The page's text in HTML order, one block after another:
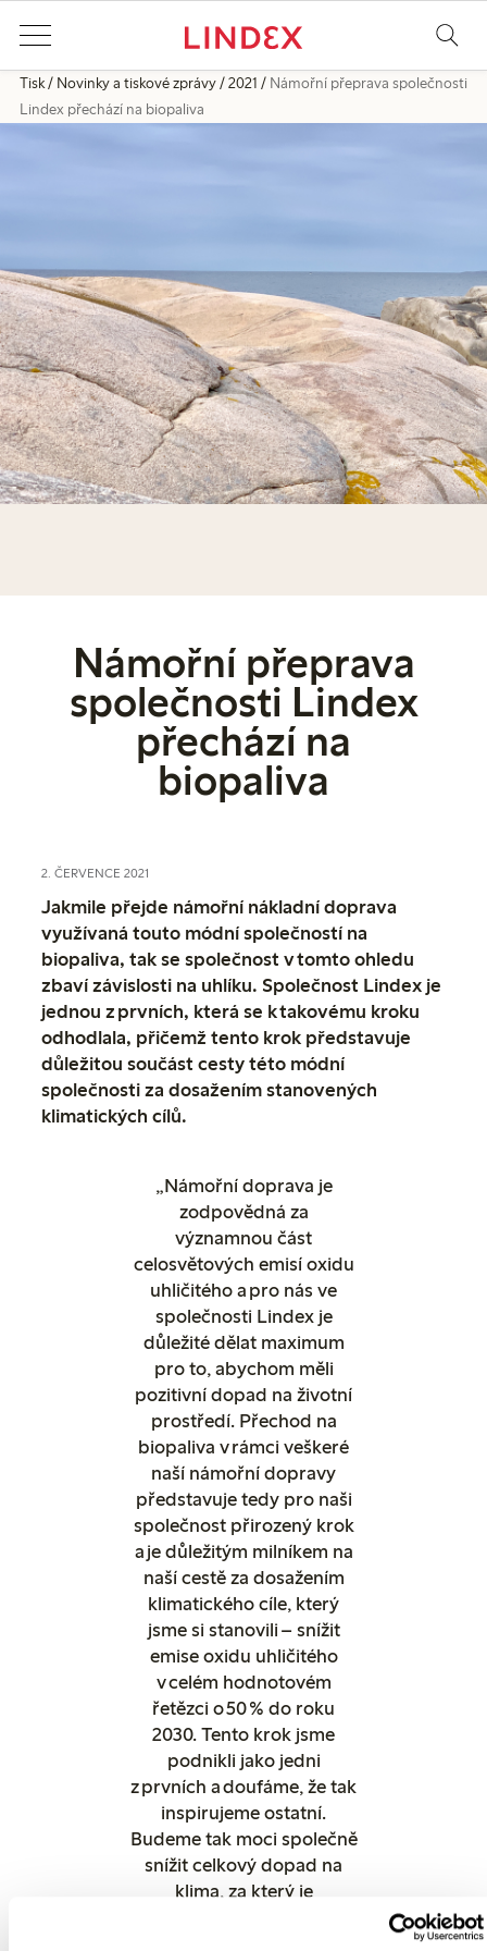
Tisk Novinky a tiskové zprávy 2021
Námořní přeprava společnosti
Lindex přechází na biopaliva
Námořní přeprava
společnosti Lindex
přechází na
biopaliva
2. ČERVENCE 2021
Jakmile přejde námořní nákladní doprava
využívaná touto módní společností na
biopaliva, tak se společnost v tomto ohledu
zbaví závislosti na uhlíku. Společnost Lindex je
jednou z prvních, která se k takovému kroku
odhodlala, přičemž tento krok představuje
důležitou součást cesty této módní
společnosti za dosažením stanovených
klimatických cílů.
„Námořní doprava je
zodpovědná za
významnou část
celosvětových emisí oxidu
uhličitého a pro nás ve
společnosti Lindex je
důležité dělat maximum
pro to, abychom měli
pozitivní dopad na životní
prostředí. Přechod na
biopaliva v rámci veškeré
naší námořní dopravy
představuje tedy pro naši
společnost přirozený krok
a je důležitým milníkem na
naší cestě za dosažením
klimatického cíle, který
jsme si stanovili – snížit
emise oxidu uhličitého
v celém hodnotovém
řetězci o 50 % do roku
2030. Tento krok jsme
podnikli jako jedni
z prvních a doufáme, že tak
inspirujeme ostatní.
Budeme tak moci společně
snížit celkový dopad na
klima, za který je